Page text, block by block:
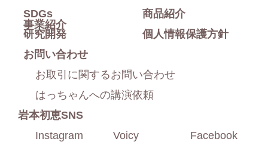
事業紹介
商品紹介
研究開発
個人情報保護方針
SDGs
お問い合わせ
お取引に関するお問い合わせ
はっちゃんへの講演依頼
岩本初恵SNS
Instagram
Voicy Facebook